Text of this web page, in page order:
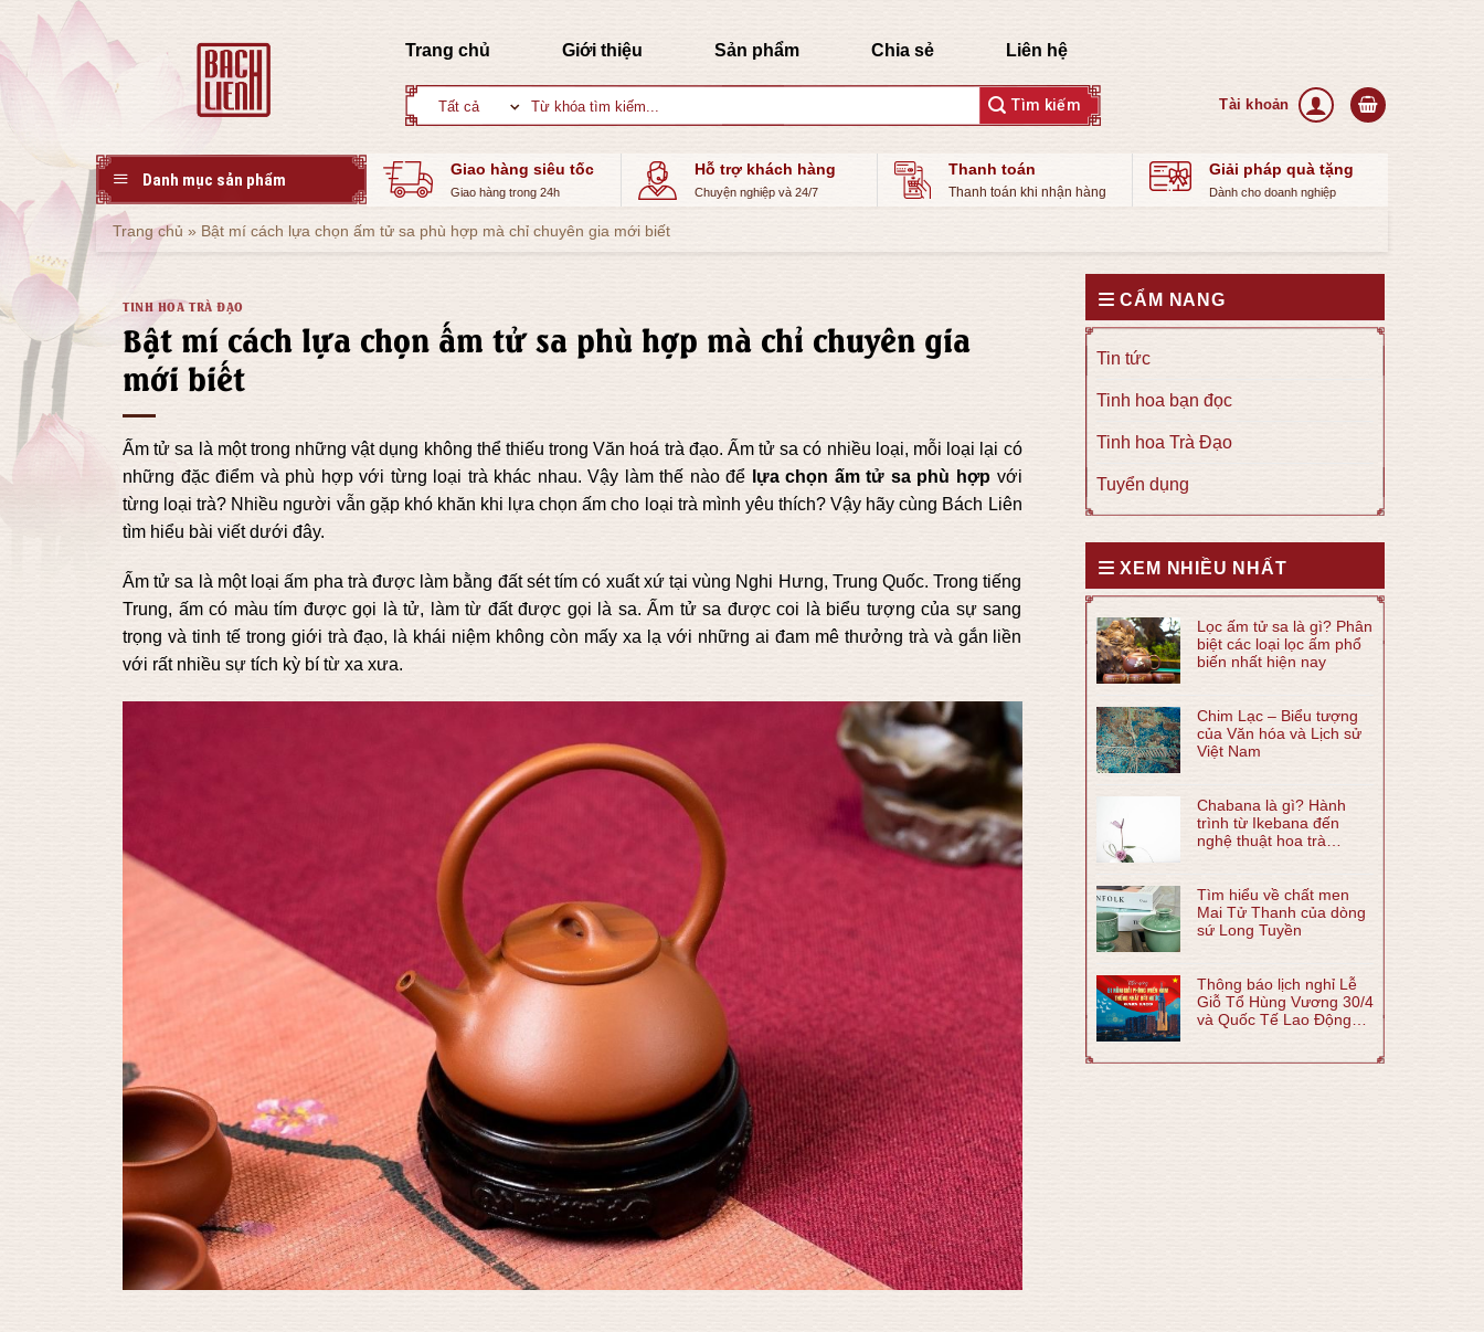
to
content
Trang chủ Giới thiệu Sản phẩm Chia sẻ Liên hệ
kiếm:
Danh mục sản phẩm
Giao hàng siêu tốc
Giao hàng trong 24h
Hỗ trợ khách hàng
Chuyện nghiệp và 24/7
Thanh toán
Thanh toán khi nhận hàng
Giải pháp quà tặng
Dành cho doanh nghiệp
Trang chủ » Bật mí cách lựa chọn ấm tử sa phù hợp mà chỉ chuyên gia mới biết
TINH HOA TRÀ ĐẠO
Bật mí cách lựa chọn ấm tử sa phù hợp mà chỉ chuyên gia
mới biết
Ấm tử sa là một trong những vật dụng không thể thiếu trong Văn hoá trà đạo. Ấm tử sa có nhiều loại, mỗi loại lại có
những đặc điểm và phù hợp với từng loại trà khác nhau. Vậy làm thế nào để lựa chọn ấm tử sa phù hợp với
từng loại trà? Nhiều người vẫn gặp khó khăn khi lựa chọn ấm cho loại trà mình yêu thích? Vậy hãy cùng Bách Liên
tìm hiểu bài viết dưới đây.
Ấm tử sa là một loại ấm pha trà được làm bằng đất sét tím có xuất xứ tại vùng Nghi Hưng, Trung Quốc. Trong tiếng
Trung, ấm có màu tím được gọi là tử, làm từ đất được gọi là sa. Ấm tử sa được coi là biểu tượng của sự sang
trọng và tinh tế trong giới trà đạo, là khái niệm không còn mấy xa lạ với những ai đam mê thưởng trà và gắn liền
với rất nhiều sự tích kỳ bí từ xa xưa.
CẨM NANG
Tin tức
Tinh hoa bạn đọc
Tinh hoa Trà Đạo
Tuyển dụng
XEM NHIỀU NHẤT
Lọc ấm tử sa là gì? Phân
biệt các loại lọc ấm phổ
biến nhất hiện nay
Chim Lạc – Biểu tượng
của Văn hóa và Lịch sử
Việt Nam
Chabana là gì? Hành
trình từ Ikebana đến
nghệ thuật hoa trà
Tìm hiểu về chất men
Mai Tử Thanh của dòng
sứ Long Tuyền
Thông báo lịch nghỉ Lễ
Giỗ Tổ Hùng Vương 30/4
và Quốc Tế Lao Động